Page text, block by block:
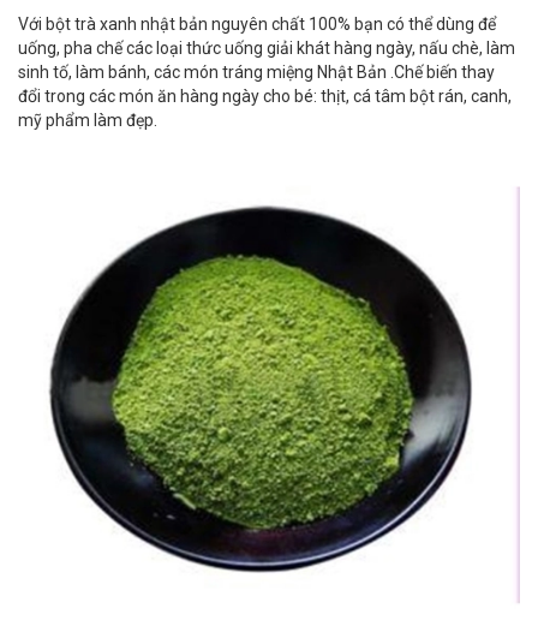
Với bột trà xanh nhật bản nguyên chất 100% bạn có thể dùng để
uống, pha chế các loại thức uống giải khát hàng ngày, nấu chè, làm
sinh tố, làm bánh, các món tráng miệng Nhật Bản .Chế biến thay
đổi trong các món ăn hàng ngày cho bé: thịt, cá tâm bột rán, canh,
mỹ phẩm làm đẹp.